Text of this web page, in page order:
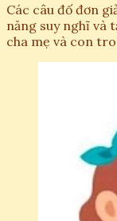
Các câu đố đơn
năng suy nghĩ và
cha mẹ và con